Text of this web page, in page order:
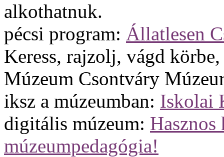
alkothatnuk.
pécsi program: Állatlesen
Keress, rajzolj, vágd
Múzeum Csontváry
iksz a múzeumban: Iskolai
digitális múzeum:
múzeumpedagógia!